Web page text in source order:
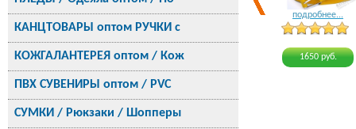
КАНЦТОВАРЫ оптом РУЧКИ с
КОЖГАЛАНТЕРЕЯ оптом / Кож
ПВХ СУВЕНИРЫ оптом / PVC
СУМКИ / Рюкзаки / Шопперы
подробнее...
1650 руб.